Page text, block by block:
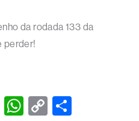
da rodada 133 da
perder!
Bl
W
C